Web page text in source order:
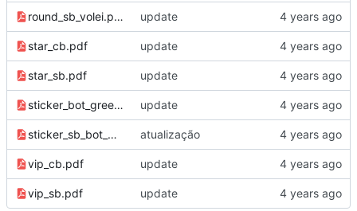
round_sb_volei.pdf update
star_cb.pdf update
star_sb.pdf update
sticker_bot_green_cb.pdf update
sticker_sb_bot_green.pdf atualização
vip_cb.pdf update
vip_sb.pdf update